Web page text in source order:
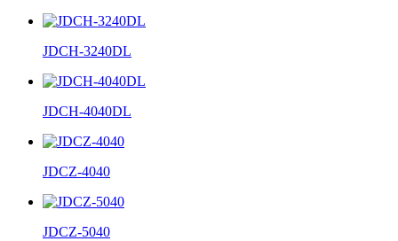
JDCH-3240DL
JDCH-4040DL
JDCZ-4040
JDCZ-5040